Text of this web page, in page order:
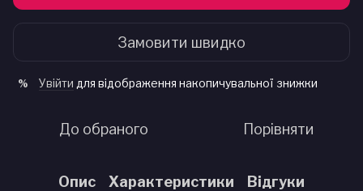
Замовити швидко
% Увійти для відображення накопичувальної знижки
До обраного Порівняти
Опис Характеристики Відгуки